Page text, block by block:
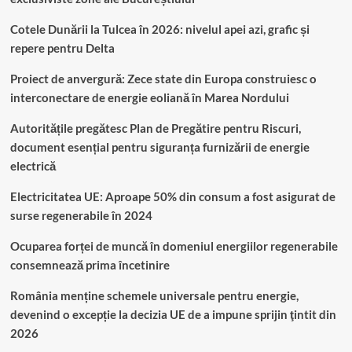
Cotele Dunării la Tulcea în 2026: nivelul apei azi, grafic și
repere pentru Delta
Proiect de anvergură: Zece state din Europa construiesc o
interconectare de energie eoliană în Marea Nordului
Autoritățile pregătesc Plan de Pregătire pentru Riscuri,
document esențial pentru siguranța furnizării de energie
electrică
Electricitatea UE: Aproape 50% din consum a fost asigurat de
surse regenerabile în 2024
Ocuparea forței de muncă în domeniul energiilor regenerabile
consemnează prima încetinire
România menține schemele universale pentru energie,
devenind o excepție la decizia UE de a impune sprijin ţintit din
2026